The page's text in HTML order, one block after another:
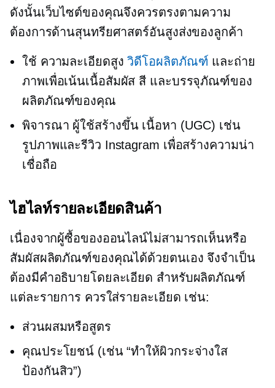
ดังนั้นเว็บไซต์ของคุณจึงควรตรงตามความ
ต้องการด้านสุนทรียศาสตร์อันสูงส่งของลูกค้า
ใช้ ความละเอียดสูง วิดีโอผลิตภัณฑ์ และถ่าย
ภาพเพื่อเน้นเนื้อสัมผัส สี และบรรจุภัณฑ์ของ
ผลิตภัณฑ์ของคุณ
พิจารณา ผู้ใช้สร้างขึ้นเนื้อหา (UGC) เช่น
รูปภาพและรีวิว Instagram เพื่อสร้างความน่า
เชื่อถือ
ไฮไลท์รายละเอียดสินค้า
เนื่องจากผู้ซื้อของออนไลน์ไม่สามารถเห็นหรือ
สัมผัสผลิตภัณฑ์ของคุณได้ด้วยตนเอง จึงจำเป็น
ต้องมีคำอธิบายโดยละเอียด สำหรับผลิตภัณฑ์
แต่ละรายการ ควรใส่รายละเอียด เช่น:
ส่วนผสมหรือสูตร
คุณประโยชน์ (เช่น “ทำให้ผิวกระจ่างใส
ป้องกันสิว”)